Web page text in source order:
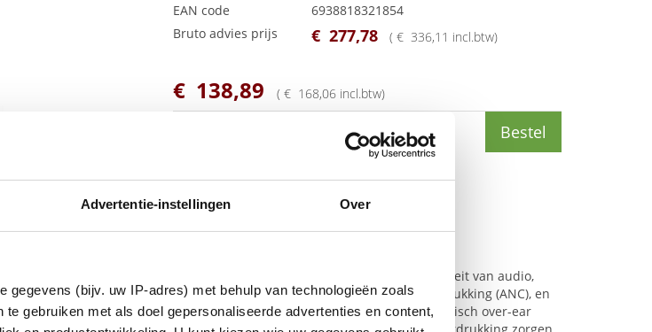
Advertentie-instellingen Over
gegevens (bijv. uw IP-adres) met behulp van technologieën zoals
gebruiken met als doel gepersonaliseerde advertenties en content,
EAN code
6938818321854
Bruto advies prijs
€ 277,78 ( € 336,11 incl.btw)
€ 138,89 ( € 168,06 incl.btw)
Bestel
Business Headset biedt een stijlvolle uitstraling, met ultieme afspeelkwaliteit van audio,
verborgen microfoonarmtechnologie, drie niveaus van actieve ruisonderdrukking (ANC), en
door meerdere microfoons. Met zacht traagschuim en een ergonomisch over-ear